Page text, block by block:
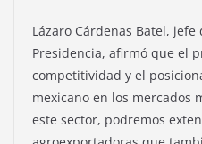
Lázaro Cárdenas Batel, jefe
Presidencia, afirmó que el
competitividad y el
mexicano en los mercados
este sector, podremos